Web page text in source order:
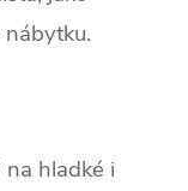
hladké i